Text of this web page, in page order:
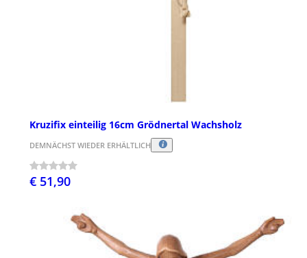
Kruzifix einteilig 16cm Grödnertal Wachsholz
DEMNÄCHST WIEDER ERHÄLTLICH
€ 51,90